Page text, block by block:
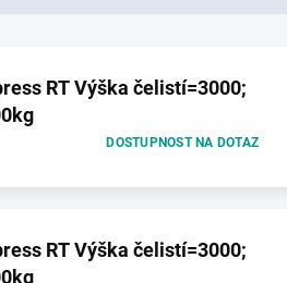
RT Výška čelistí=3000;
DOSTUPNOST NA DOTAZ
RT Výška čelistí=3000;